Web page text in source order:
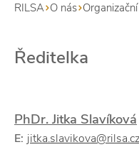
RILSA O nás
Ředitelka
PhDr. Jitka Slavíková
E: